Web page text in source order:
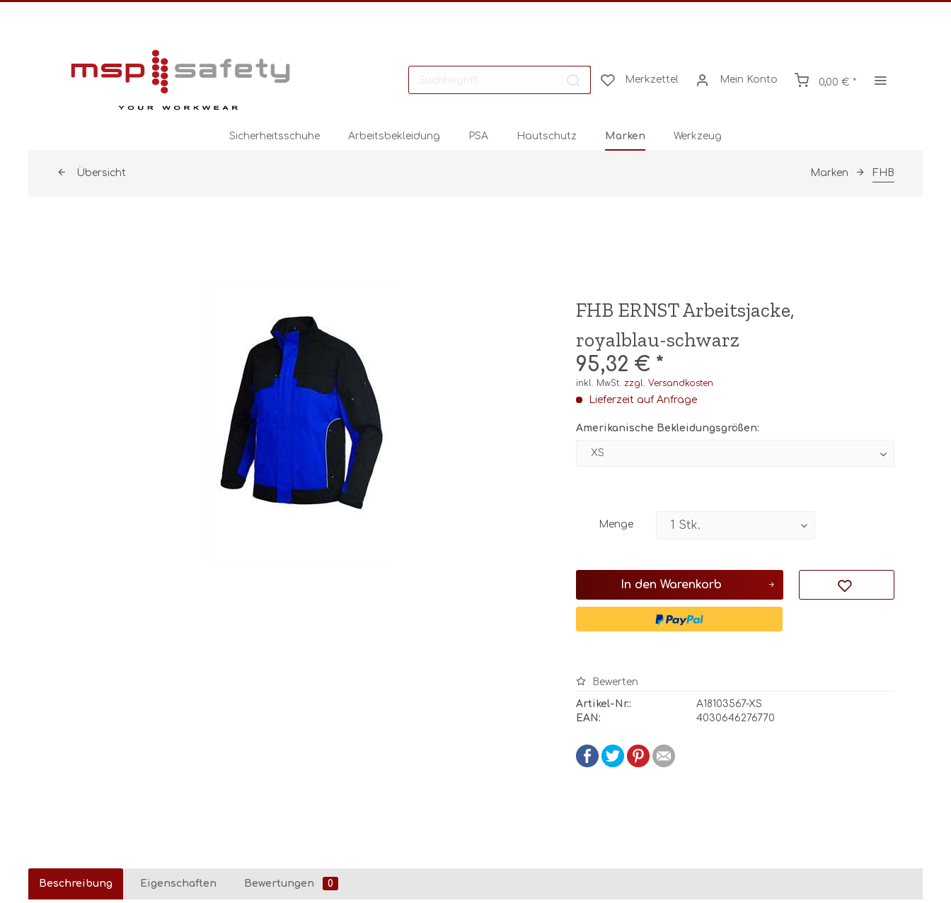
Merkzettel Mein Konto 0,00 € *
Sicherheitsschuhe Arbeitsbekleidung PSA Hautschutz Marken Werkzeug
Übersicht Marken FHB
FHB ERNST Arbeitsjacke,
royalblau-schwarz
95,32 € *
inkl. MwSt.zzgl. Versandkosten
Lieferzeit auf Anfrage
Amerikanische Bekleidungsgrößen:
Menge
In den Warenkorb
Bewerten
Artikel-Nr.:
A18103567-XS
EAN:
4030646276770
Beschreibung Eigenschaften Bewertungen 0